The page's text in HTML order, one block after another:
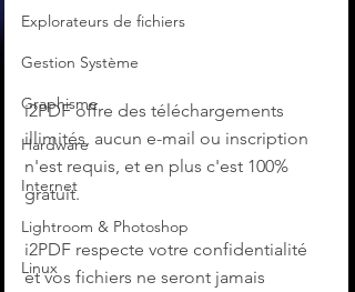
Explorateurs de fichiers
Gestion Système
Graphisme
Hardware
Internet
Lightroom & Photoshop
Linux
i2PDF offre des téléchargements
illimités, aucun e-mail ou inscription
n'est requis, et en plus c'est 100%
gratuit.
i2PDF respecte votre confidentialité
et vos fichiers ne seront jamais